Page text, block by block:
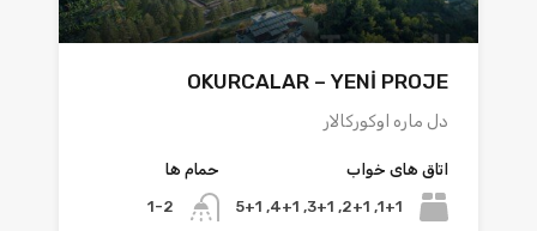
OKURCALAR – YENİ PROJE
دل ماره اوکورکالار
اتاق های خواب
1+1, 2+1, 3+1, 4+1, 5+1
حمام ها
1-2